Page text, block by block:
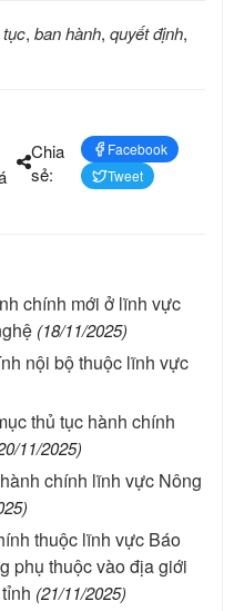
, ban hành, quyết định,
Chia
sẻ:
Facebook
Tweet
chính mới ở lĩnh vực
(18/11/2025)
nội bộ thuộc lĩnh vực
thủ tục hành chính
11/2025)
chính lĩnh vực Nông
thuộc lĩnh vực Báo
phụ thuộc vào địa giới
(21/11/2025)